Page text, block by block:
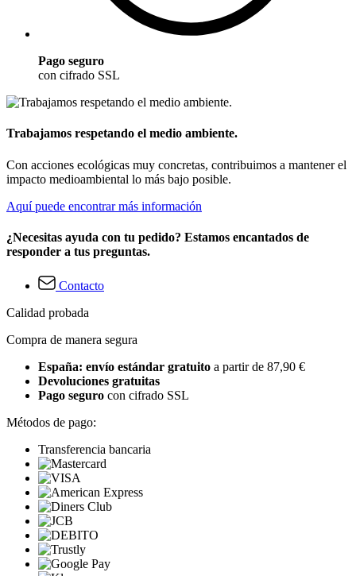
Pago seguro
con cifrado SSL
Trabajamos respetando el medio ambiente.
Con acciones ecológicas muy concretas, contribuimos a mantener el
impacto medioambiental lo más bajo posible.
Aquí puede encontrar más información
¿Necesitas ayuda con tu pedido? Estamos encantados de
responder a tus preguntas.
Contacto
Calidad probada
Compra de manera segura
España: envío estándar gratuito a partir de 87,90 €
Devoluciones gratuitas
Pago seguro con cifrado SSL
Métodos de pago:
Transferencia bancaria